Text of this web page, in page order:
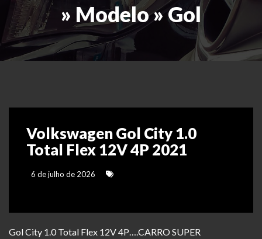
» Modelo » Gol
Volkswagen Gol City 1.0
Total Flex 12V 4P 2021
6 de julho de 2026
Gol City 1.0 Total Flex 12V 4P….CARRO SUPER